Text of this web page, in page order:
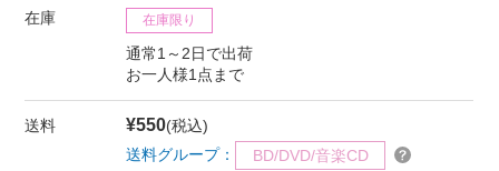
在庫 在庫限り
通常1～2日で出荷
お一人様1点まで
送料 ¥550(税込)
送料グループ：
BD/DVD/音楽CD